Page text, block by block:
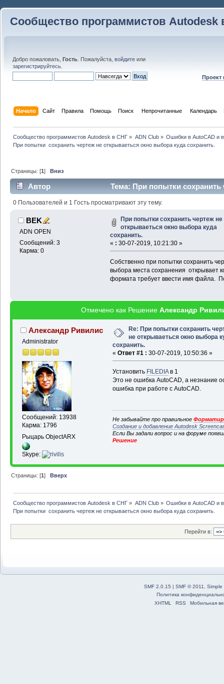
Сообщество программистов Autodesk
Добро пожаловать, Гость . Пожалуйста, войдите или
зарегистрируйтесь
Проект
Начало Сайт Правила Помощь Поиск Непрочитанные Календарь
Сообщество программистов Autodesk в СНГ » ADN Club» Ошибки в AutoCAD и
При попытки  сохранить чертеж не открываеться окно выбора куда сохранить.
Страницы: [1]Вниз
Автор
Тема: При попытки
куда сохранить. (Прочитано 31244 раз)
0 Пользователей и 1 Гость просматривают эту тему.
BEK
ADN OPEN
Сообщений: 3
Карма: 0
При попытки сохранить чертеж не
открываеться окно выбора куда
сохранить.
« : 30-07-2019, 10:21:30 »
Собственно при попытки сохранить
выбора места сохранения открывает
формата требует ввести имя файла.
Отмечено как Решение Александр
Александр Ривилис
Administrator
Сообщений: 13938
Карма: 1796
Рыцарь ObjectARX
Skype:
Re: При попытки сохранить
не открываеться окно выбора
сохранить.
« Ответ #1 : 30-07-2019, 10:50:36 »
Установить FILEDIAв 1
Это не ошибка AutoCAD, а незнание
ошибка при работе с AutoCAD.
Не забывайте про правильное
Создание и добавление Autodesk
Если Вы задали вопрос и на форуме
Решение
Страницы: [1] Вверх
Сообщество программистов Autodesk в СНГ » ADN Club» Ошибки в AutoCAD и
При попытки  сохранить чертеж не открываеться окно выбора куда сохранить.
Перейти в:
SMF 2.0.15 | SMF © 2011, Simple
Политика
XHTML
RSS Мобильная